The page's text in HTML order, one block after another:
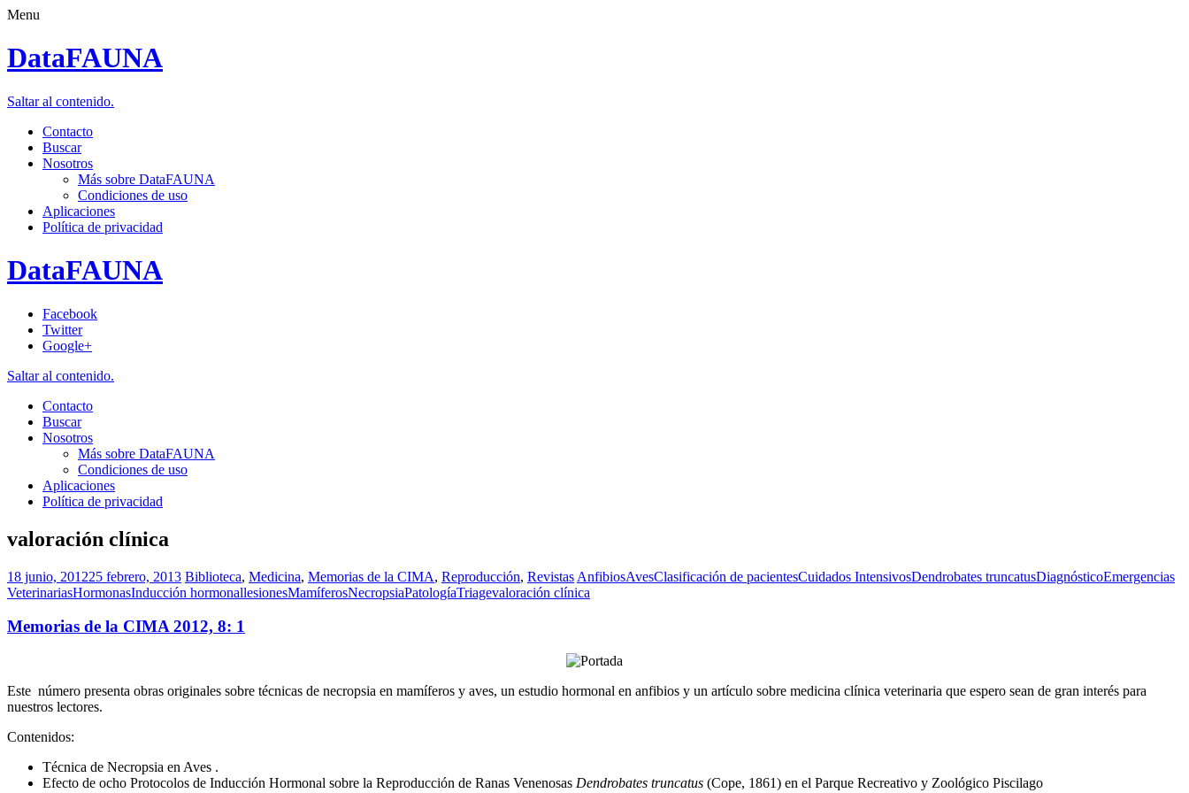
Menu
DataFAUNA
Saltar al contenido.
Contacto
Buscar
Nosotros
Más sobre DataFAUNA
Condiciones de uso
Aplicaciones
Política de privacidad
DataFAUNA
Facebook
Twitter
Google+
Saltar al contenido.
Contacto
Buscar
Nosotros
Más sobre DataFAUNA
Condiciones de uso
Aplicaciones
Política de privacidad
valoración clínica
18 junio, 201225 febrero, 2013 Biblioteca, Medicina, Memorias de la CIMA, Reproducción, Revistas AnfibiosAvesClasificación de pacientesCuidados IntensivosDendrobates truncatusDiagnósticoEmergencias
VeterinariasHormonasInducción hormonallesionesMamíferosNecropsiaPatologíaTriagevaloración clínica
Memorias de la CIMA 2012, 8: 1
Este número presenta obras originales sobre técnicas de necropsia en mamíferos y aves, un estudio hormonal en anfibios y un artículo sobre medicina clínica veterinaria que espero sean de gran interés para
nuestros lectores.
Contenidos:
Técnica de Necropsia en Aves .
Efecto de ocho Protocolos de Inducción Hormonal sobre la Reproducción de Ranas Venenosas Dendrobates truncatus (Cope, 1861) en el Parque Recreativo y Zoológico Piscilago